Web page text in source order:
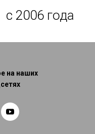
с 2006 года
на наших